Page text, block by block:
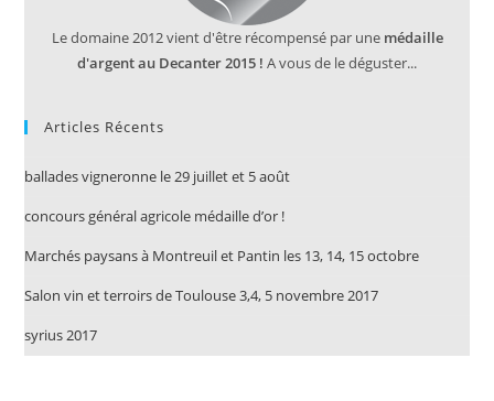
Le domaine 2012 vient d'être récompensé par une médaille
d'argent au Decanter 2015 ! A vous de le déguster...
Articles Récents
ballades vigneronne le 29 juillet et 5 août
concours général agricole médaille d’or !
Marchés paysans à Montreuil et Pantin les 13, 14, 15 octobre
Salon vin et terroirs de Toulouse 3,4, 5 novembre 2017
syrius 2017